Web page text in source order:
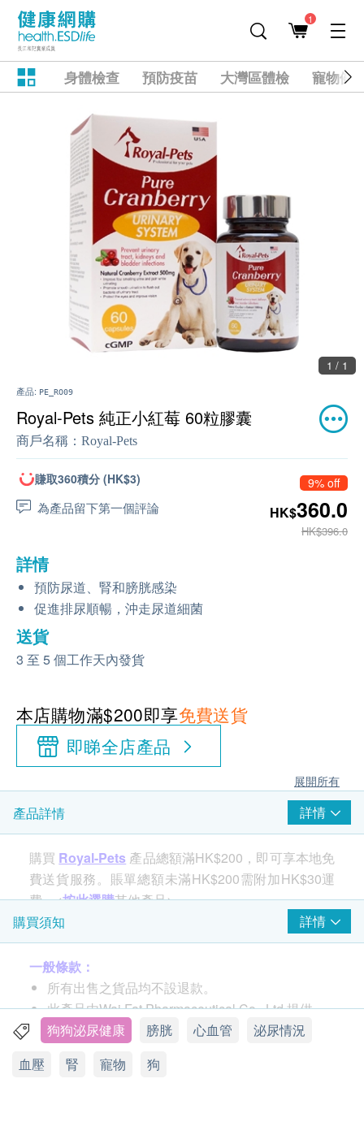
1
身體檢查 預防疫苗 大灣區體檢 寵物健
1 / 1
產品: PE_RO09
Royal-Pets 純正小紅莓 60粒膠囊
商戶名稱： Royal-Pets
賺取360積分 (HK$3)
為產品留下第一個評論
9% off
HK$360.0
HK$396.0
詳情
預防尿道、腎和膀胱感染
促進排尿順暢，沖走尿道細菌
送貨
3 至 5 個工作天內發貨
本店購物滿$200即享免費送貨
即睇全店產品
展開所有
產品詳情 詳情
購買 Royal-Pets 產品總額滿HK$200，即可享本地免
費送貨服務。賬單總額未滿HK$200需附加HK$30運
費。<按此選購其他產品>
購買須知 詳情
一般條款：
所有出售之貨品均不設退款。
此產品由Wai Fat Pharmaceutical Co., Ltd.提供。
如有任何爭議，Wai Fat Pharmaceutical Co., Ltd.
狗狗泌尿健康 膀胱 心血管
泌尿情況
血壓
腎 寵物 狗